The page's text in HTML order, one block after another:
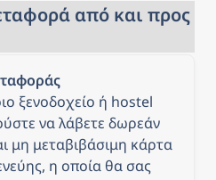
από και προς
ξενοδοχείο ή hostel
να λάβετε δωρεάν
μη μεταβιβάσιμη κάρτα
η οποία θα σας